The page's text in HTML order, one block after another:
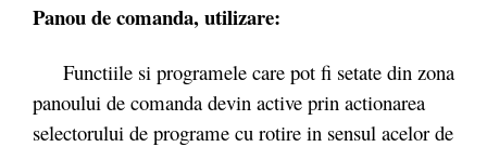
Panou de comanda, utilizare:
Functiile si programele care pot fi setate din zona
panoului de comanda devin active prin actionarea
selectorului de programe cu rotire in sensul acelor de